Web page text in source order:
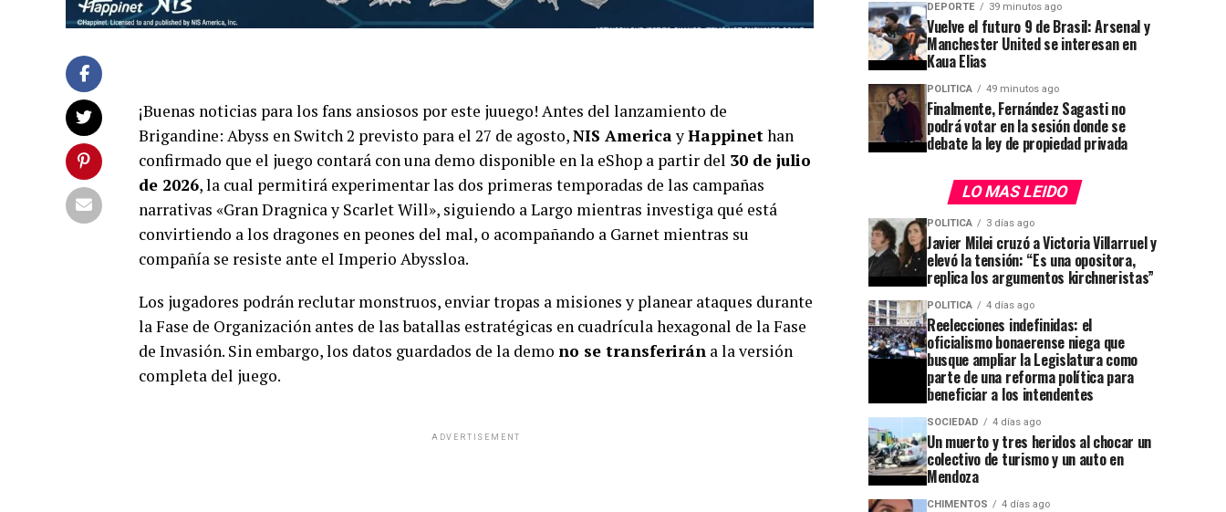
¡Buenas noticias para los fans ansiosos por este juuego! Antes del lanzamiento de
Brigandine: Abyss en Switch 2 previsto para el 27 de agosto,NIS AmericayHappinethan
confirmado que el juego contará con una demo disponible en la eShop a partir del 30 de julio
de 2026, la cual permitirá experimentar las dos primeras temporadas de las campañas
narrativas «Gran Dragnica y Scarlet Will», siguiendo a Largo mientras investiga qué está
convirtiendo a los dragones en peones del mal, o acompañando a Garnet mientras su
compañía se resiste ante el Imperio Abyssloa.
Los jugadores podrán reclutar monstruos, enviar tropas a misiones y planear ataques durante
la Fase de Organización antes de las batallas estratégicas en cuadrícula hexagonal de la Fase
de Invasión. Sin embargo, los datos guardados de la demo no se transferirán a la versión
completa del juego.
ADVERTISEMENT
DEPORTE 39 minutos ago
Vuelve el futuro 9 de Brasil: Arsenal y
Manchester United se interesan en
Kaua Elias
POLITICA 49 minutos ago
Finalmente, Fernández Sagasti no
podrá votar en la sesión donde se
debate la ley de propiedad privada
LO MAS LEIDO
POLITICA 3 días ago
Javier Milei cruzó a Victoria Villarruel y
elevó la tensión: “Es una opositora,
replica los argumentos kirchneristas”
POLITICA 4 días ago
Reelecciones indefinidas: el
oficialismo bonaerense niega que
busque ampliar la Legislatura como
parte de una reforma política para
beneficiar a los intendentes
SOCIEDAD 4 días ago
Un muerto y tres heridos al chocar un
colectivo de turismo y un auto en
Mendoza
CHIMENTOS 4 días ago